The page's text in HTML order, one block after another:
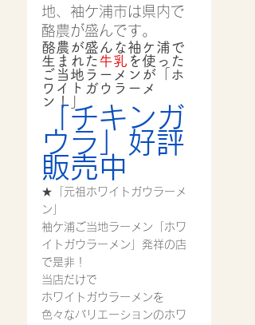
地、袖ケ浦市は県内で
酪農が盛んです。
酪農が盛んな袖ケ浦で
生まれた牛乳 を使った
ご当地ラーメンが「ホ
ワイトガウラーメ
ン！」
「チキンガ
ウラ」好評
販売中
★「元祖ホワイトガウラーメ
ン」
袖ケ浦ご当地ラーメン「ホワ
イトガウラーメン」発祥の店
で是非！
当店だけで
ホワイトガウラーメンを
色々なバリエーションのホワ